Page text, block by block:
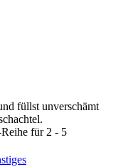
füllst unverschämt
für 2 - 5